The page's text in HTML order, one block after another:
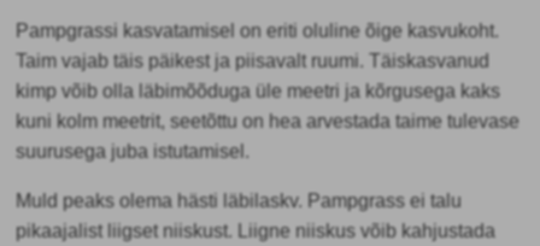
Pampgrassi kasvatamisel on eriti oluline õige kasvukoht.
Taim vajab täis päikest ja piisavalt ruumi. Täiskasvanud
kimp võib olla läbimõõduga üle meetri ja kõrgusega kaks
kuni kolm meetrit, seetõttu on hea arvestada taime tulevase
suurusega juba istutamisel.
Muld peaks olema hästi läbilaskv. Pampgrass ei talu
pikaajalist liigset niiskust. Liigne niiskus võib kahjustada